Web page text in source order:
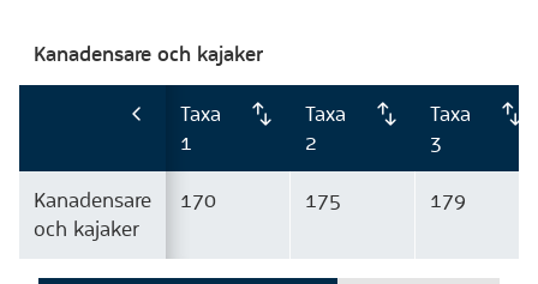
Kanadensare och kajaker
Taxa
1
Taxa
2
Taxa
3
Kanadensare
och kajaker
170 175 179